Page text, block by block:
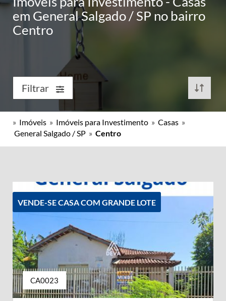
em General Salgado / SP no bairro
Centro
Filtrar
» Imóveis » Imóveis para Investimento » Casas »
General Salgado / SP » Centro
VENDE-SE CASA COM GRANDE LOTE
CA0023